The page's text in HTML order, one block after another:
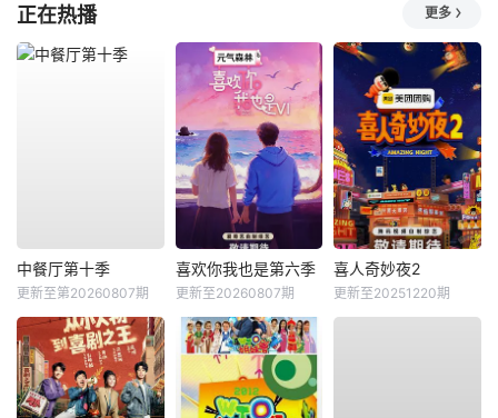
正在热播 更多
中餐厅第十季
更新至第20260807期
喜欢你我也是第六季
更新至20260807期
喜人奇妙夜2
更新至20251220期